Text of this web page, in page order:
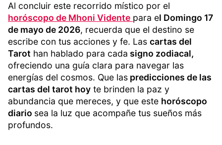
Al concluir este recorrido místico por el
horóscopo de Mhoni Vidente para el Domingo 17
de mayo de 2026, recuerda que el destino se
escribe con tus acciones y fe. Las cartas del
Tarot han hablado para cada signo zodiacal,
ofreciendo una guía clara para navegar las
energías del cosmos. Que las predicciones de las
cartas del tarot hoy te brinden la paz y
abundancia que mereces, y que este horóscopo
diario sea la luz que acompañe tus sueños más
profundos.